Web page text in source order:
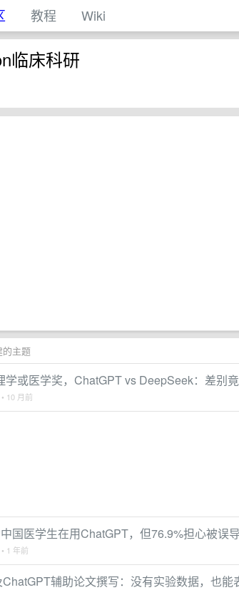
教程 Wiki
临床科研
的主题
或医学奖，ChatGPT vs DeepSeek：差别竟
• 10 月前
国医学生在用ChatGPT，但76.9%担心被误导
• 1 年前
辅助论文撰写：没有实验数据，也能